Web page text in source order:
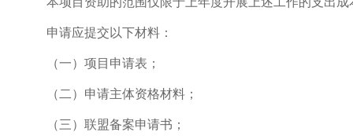
申请应提交以下材料：
（一）项目申请表；
（二）申请主体资格材料；
（三）联盟备案申请书；